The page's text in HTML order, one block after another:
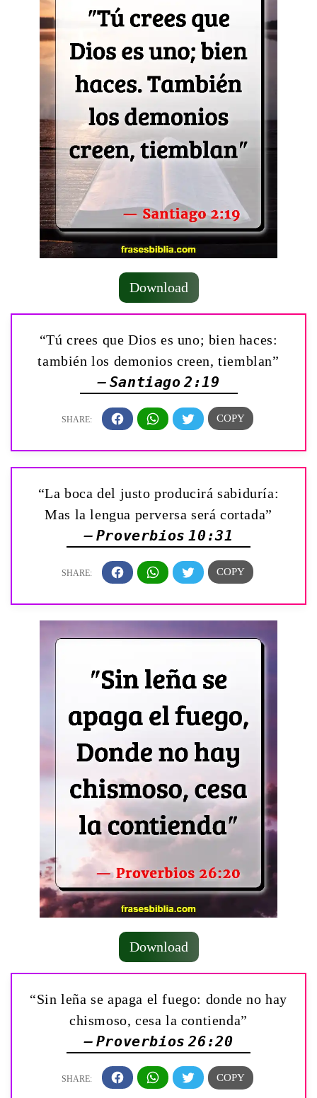
Download
“Tú crees que Dios es uno; bien haces:
también los demonios creen, tiemblan”
— Santiago 2:19
“La boca del justo producirá sabiduría:
Mas la lengua perversa será cortada”
— Proverbios 10:31
Download
“Sin leña se apaga el fuego: donde no hay
chismoso, cesa la contienda”
— Proverbios 26:20